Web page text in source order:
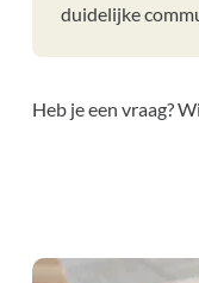
duidelijke
Heb je een vraag?